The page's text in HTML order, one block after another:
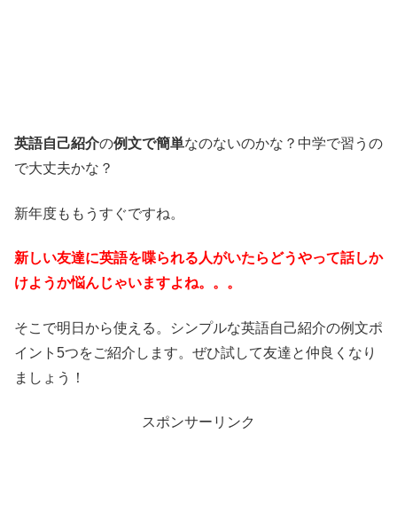
英語自己紹介の例文で簡単なのないのかな？中学で習うの
で大丈夫かな？
新年度ももうすぐですね。
新しい友達に英語を喋られる人がいたらどうやって話しか
けようか悩んじゃいますよね。。。
そこで明日から使える。シンプルな英語自己紹介の例文ポ
イント5つをご紹介します。ぜひ試して友達と仲良くなり
ましょう！
スポンサーリンク